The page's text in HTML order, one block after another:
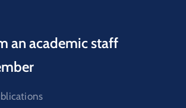
an academic staff